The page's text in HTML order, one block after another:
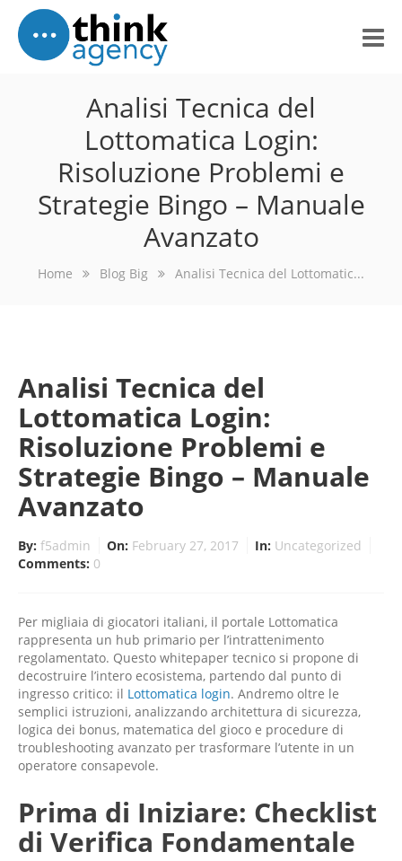
Portfolio
Services
Analisi Tecnica del
Lottomatica Login:
Risoluzione Problemi e
Strategie Bingo – Manuale
Avanzato
Home Blog Big Analisi Tecnica del Lottomatic...
Analisi Tecnica del
Lottomatica Login:
Risoluzione Problemi e
Strategie Bingo – Manuale
Avanzato
By: f5admin On: February 27, 2017 In: Uncategorized
Comments: 0
Per migliaia di giocatori italiani, il portale Lottomatica
rappresenta un hub primario per l’intrattenimento
regolamentato. Questo whitepaper tecnico si propone di
decostruire l’intero ecosistema, partendo dal punto di
ingresso critico: il Lottomatica login. Andremo oltre le
semplici istruzioni, analizzando architettura di sicurezza,
logica dei bonus, matematica del gioco e procedure di
troubleshooting avanzato per trasformare l’utente in un
operatore consapevole.
Prima di Iniziare: Checklist
di Verifica Fondamentale